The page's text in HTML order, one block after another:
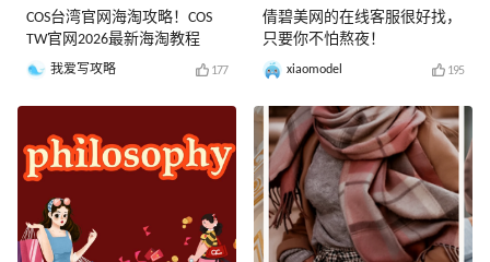
COS台湾官网海淘攻略！COS
TW官网2026最新海淘教程
我爱写攻略 177
倩碧美网的在线客服很好找，
只要你不怕熬夜！
xiaomodel 195